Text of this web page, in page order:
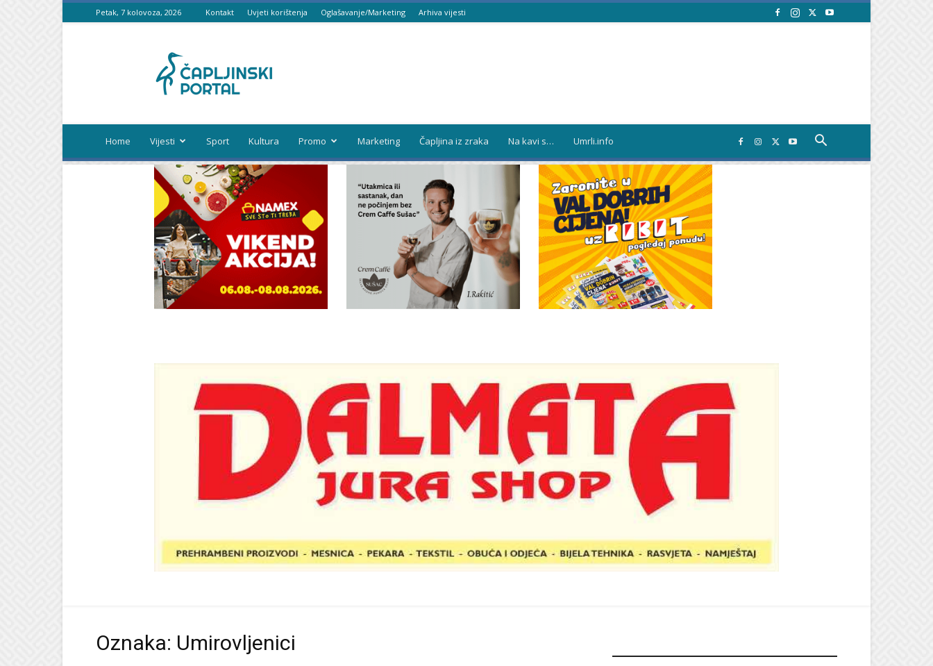
Petak, 7 kolovoza, 2026 Kontakt Uvjeti korištenja Oglašavanje/Marketing Arhiva vijesti
portal
Home Vijesti Sport Kultura Promo Marketing Čapljina iz zraka Na kavi s… Umrli.info
Oznaka: Umirovljenici